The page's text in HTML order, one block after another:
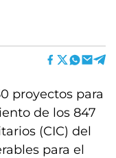
proyectos para
de los 847
(CIC) del
para el